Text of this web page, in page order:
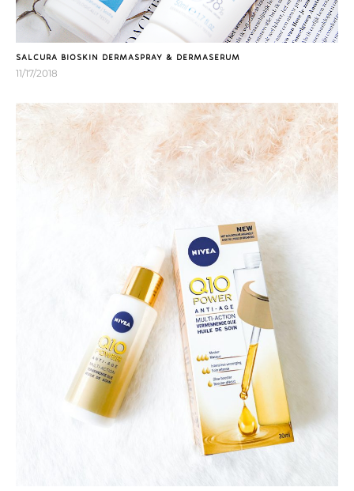
SALCURA BIOSKIN DERMASPRAY & DERMASERUM
11/17/2018